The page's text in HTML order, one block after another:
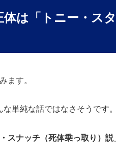
体は「トニー・ス
ます。
単純な話ではなさそうです。
スナッチ（死体乗っ取り）説